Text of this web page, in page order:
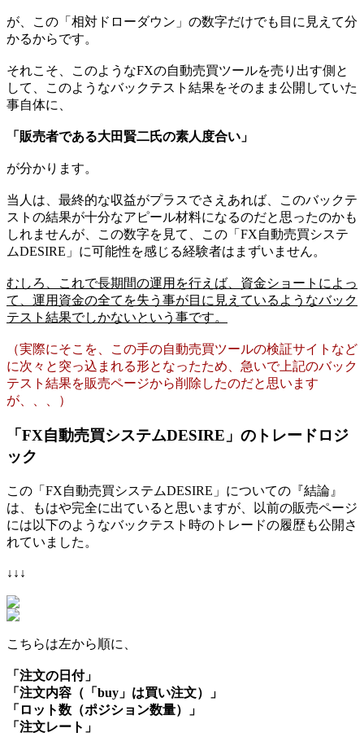
が、この「相対ドローダウン」の数字だけでも目に見えて分
かるからです。
それこそ、このようなFXの自動売買ツールを売り出す側と
して、このようなバックテスト結果をそのまま公開していた
事自体に、
「販売者である大田賢二氏の素人度合い」
が分かります。
当人は、最終的な収益がプラスでさえあれば、このバックテ
ストの結果が十分なアピール材料になるのだと思ったのかも
しれませんが、この数字を見て、この「FX自動売買システ
ムDESIRE」に可能性を感じる経験者はまずいません。
むしろ、これで長期間の運用を行えば、資金ショートによっ
て、運用資金の全てを失う事が目に見えているようなバック
テスト結果でしかないという事です。
（実際にそこを、この手の自動売買ツールの検証サイトなど
に次々と突っ込まれる形となったため、急いで上記のバック
テスト結果を販売ページから削除したのだと思います
が、、、）
「FX自動売買システムDESIRE」のトレードロジ
ック
この「FX自動売買システムDESIRE」についての『結論』
は、もはや完全に出ていると思いますが、以前の販売ページ
には以下のようなバックテスト時のトレードの履歴も公開さ
れていました。
↓↓↓
こちらは左から順に、
「注文の日付」
「注文内容（「buy」は買い注文）」
「ロット数（ポジション数量）」
「注文レート」